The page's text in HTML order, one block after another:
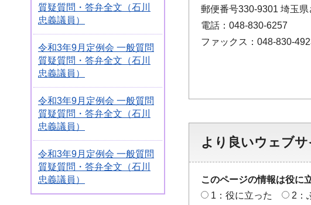
質疑質問・答弁全文（石川
忠義議員）
令和3年9月定例会 一般質問
質疑質問・答弁全文（石川
忠義議員）
令和3年9月定例会 一般質問
質疑質問・答弁全文（石川
忠義議員）
令和3年9月定例会 一般質問
質疑質問・答弁全文（石川
忠義議員）
郵便番号330-9301 埼玉
電話：048-830-6257
ファックス：048-830-
より良いウェブ
このページの情報は役に
1：役に立った
2：